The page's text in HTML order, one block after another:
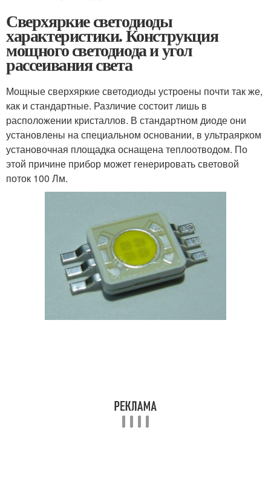
Сверхяркие светодиоды
характеристики. Конструкция
мощного светодиода и угол
рассеивания света
Мощные сверхяркие светодиоды устроены почти так же,
как и стандартные. Различие состоит лишь в
расположении кристаллов. В стандартном диоде они
установлены на специальном основании, в ультраярком
установочная площадка оснащена теплоотводом. По
этой причине прибор может генерировать световой
поток 100 Лм.